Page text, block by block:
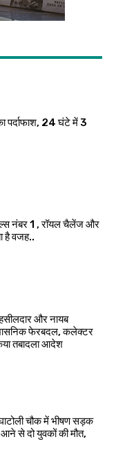
पर्दाफाश, 24 घंटे में 3
नंबर 1 , रॉयल चैलेंज और
है वजह..
और नायब
फेरबदल, कलेक्टर
तबादला आदेश
चौक में भीषण सड़क
से दो युवकों की मौत,